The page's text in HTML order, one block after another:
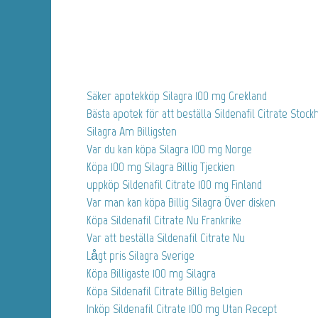
Säker apotekköp Silagra 100 mg Grekland
Bästa apotek för att beställa Sildenafil Citrate
Silagra Am Billigsten
Var du kan köpa Silagra 100 mg Norge
Köpa 100 mg Silagra Billig Tjeckien
uppköp Sildenafil Citrate 100 mg Finland
Var man kan köpa Billig Silagra Över disken
Köpa Sildenafil Citrate Nu Frankrike
Var att beställa Sildenafil Citrate Nu
Lågt pris Silagra Sverige
Köpa Billigaste 100 mg Silagra
Köpa Sildenafil Citrate Billig Belgien
Inköp Sildenafil Citrate 100 mg Utan Recept